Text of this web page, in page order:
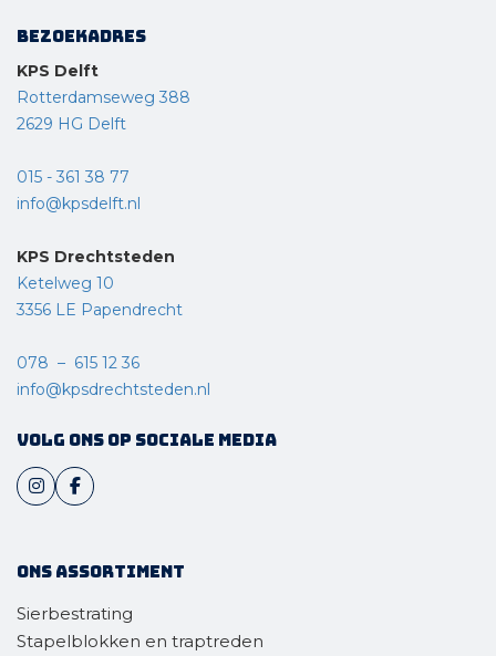
Bezoekadres
KPS Delft
Rotterdamseweg 388
2629 HG Delft
015 - 361 38 77
info@kpsdelft.nl
KPS Drechtsteden
Ketelweg 10
3356 LE Papendrecht
078 – 615 12 36
info@kpsdrechtsteden.nl
Volg ons op sociale media
Ons assortiment
Sierbestrating
Stapelblokken en traptreden